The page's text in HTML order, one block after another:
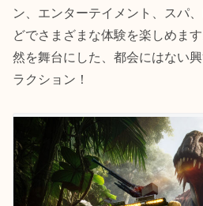
ン、エンターテイメント、スパ
どでさまざまな体験を楽しめま
然を舞台にした、都会にはない
ラクション！